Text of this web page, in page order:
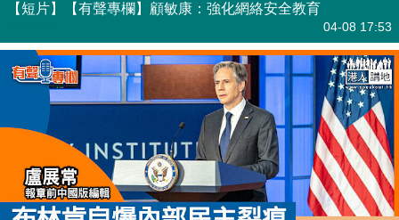
【短片】【有聲專欄】顧敏康：強化網絡安全教育
04-08 17:53